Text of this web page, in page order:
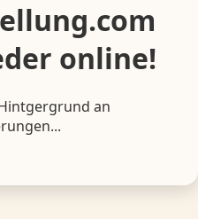
online!
an